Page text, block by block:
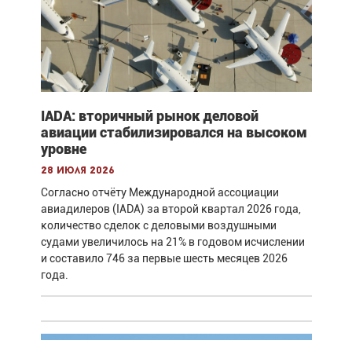
IADA: вторичный рынок деловой
авиации стабилизировался на высоком
уровне
28 июля 2026
Согласно отчёту Международной ассоциации
авиадилеров (IADA) за второй квартал 2026 года,
количество сделок с деловыми воздушными
судами увеличилось на 21% в годовом исчислении
и составило 746 за первые шесть месяцев 2026
года.